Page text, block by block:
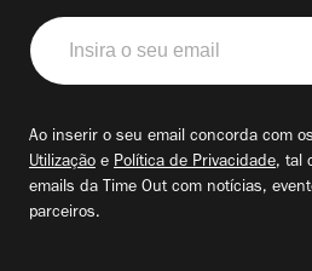
Insira
o
seu
Ao inserir o seu email concorda com
Utilização e Política de Privacidade, tal
emails da Time Out com notícias,
parceiros.